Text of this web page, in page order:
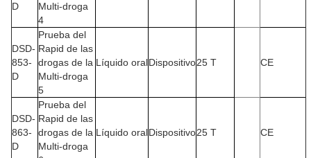
D
Multi-droga
4
DSD-
853-
D
Prueba del
Rapid de las
drogas de la
Multi-droga
5
Líquido oralDispositivo25 T CE
DSD-
863-
D
Prueba del
Rapid de las
drogas de la
Multi-droga
Líquido oralDispositivo25 T CE